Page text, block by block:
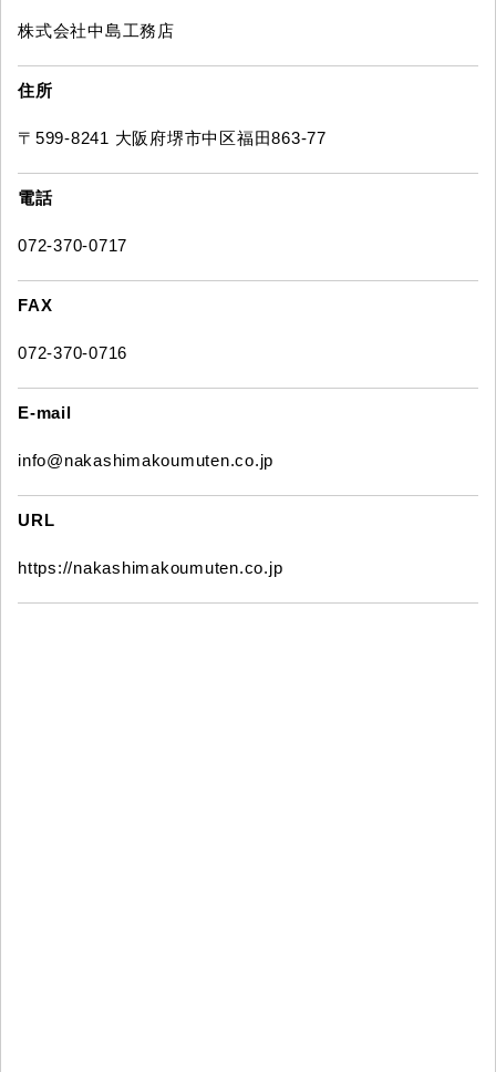
株式会社中島工務店
住所
〒599-8241 大阪府堺市中区福田863-77
電話
072-370-0717
FAX
072-370-0716
E-mail
info@nakashimakoumuten.co.jp
URL
https://nakashimakoumuten.co.jp